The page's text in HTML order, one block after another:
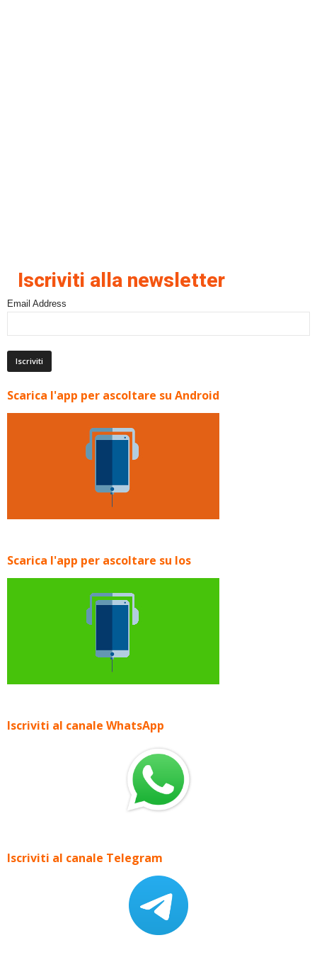
Iscriviti alla newsletter
Email Address
Scarica l'app per ascoltare su Android
Scarica l'app per ascoltare su Ios
Iscriviti al canale WhatsApp
Iscriviti al canale Telegram